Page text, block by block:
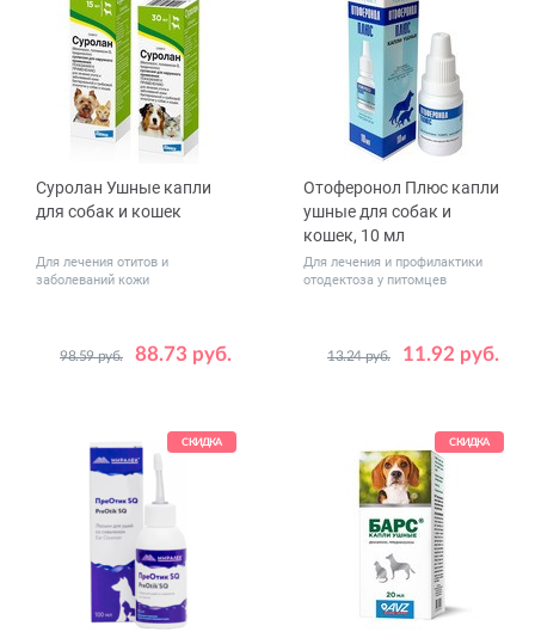
Суролан Ушные капли
для собак и кошек
Для лечения отитов и
заболеваний кожи
88.73 руб.
98.59 руб.
Объем,
15 30
Отоферонол Плюс капли
ушные для собак и
кошек, 10 мл
Для лечения и профилактики
отодектоза у питомцев
11.92 руб.
13.24 руб.
СКИДКА СКИДКА